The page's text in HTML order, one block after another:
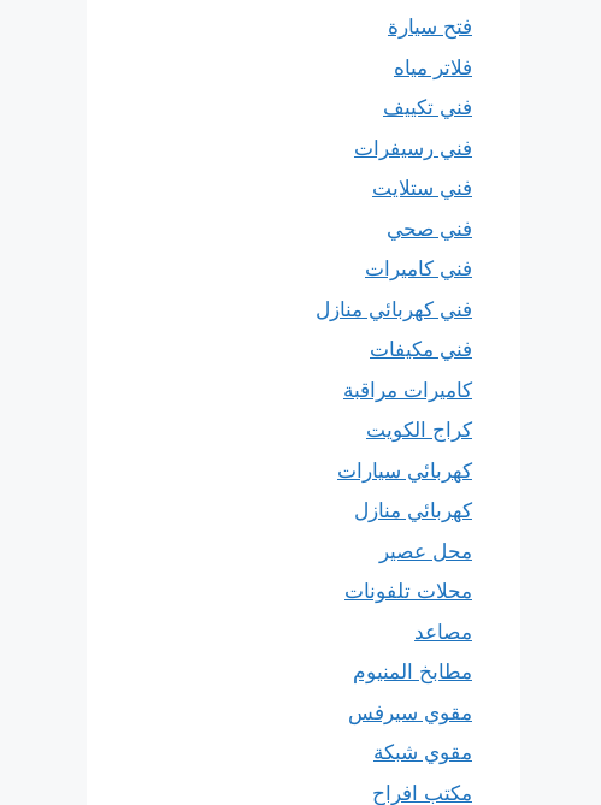
فتح سيارة
فلاتر مياه
فني تكييف
فني رسيفرات
فني ستلايت
فني صحي
فني كاميرات
فني كهربائي منازل
فني مكيفات
كاميرات مراقبة
كراج الكويت
كهربائي سيارات
كهربائي منازل
محل عصير
محلات تلفونات
مصاعد
مطابخ المنيوم
مقوي سيرفس
مقوي شبكة
مكتب افراح